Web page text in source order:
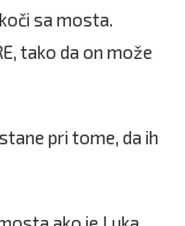
sa mosta.
tako da on može
pri tome, da ih